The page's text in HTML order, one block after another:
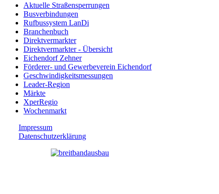
Aktuelle Straßensperrungen
Busverbindungen
Rufbussystem LanDi
Branchenbuch
Direktvermarkter
Direktvermarkter - Übersicht
Eichendorf Zehner
Förderer- und Gewerbeverein Eichendorf
Geschwindigkeitsmessungen
Leader-Region
Märkte
XperRegio
Wochenmarkt
Impressum
Datenschutzerklärung